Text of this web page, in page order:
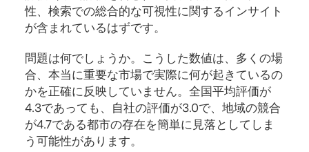
性、検索での総合的な可視性に関するインサイト
が含まれているはずです。
問題は何でしょうか。こうした数値は、多くの場
合、本当に重要な市場で実際に何が起きているの
かを正確に反映していません。全国平均評価が
4.3であっても、自社の評価が3.0で、地域の競合
が4.7である都市の存在を簡単に見落としてしま
う可能性があります。